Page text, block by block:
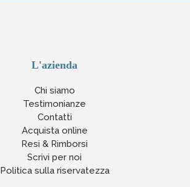
L'azienda
Chi siamo
Testimonianze
Contatti
Acquista online
Resi & Rimborsi
Scrivi per noi
Politica sulla riservatezza